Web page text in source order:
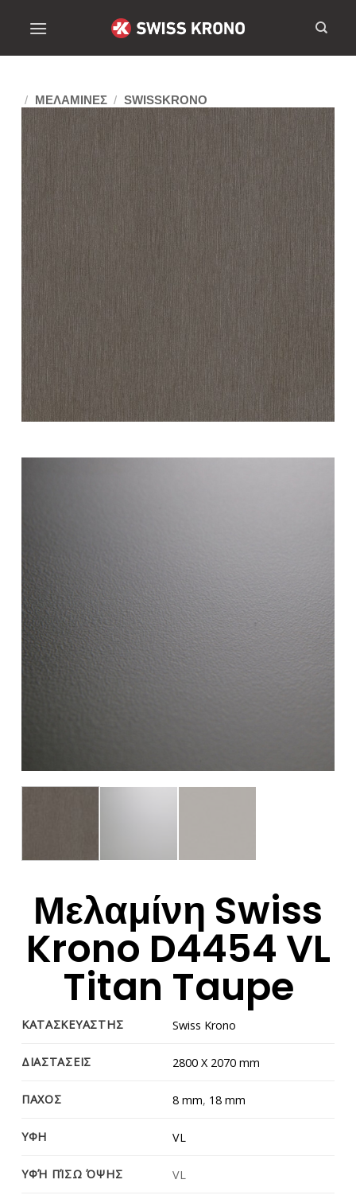
/ ΜΕΛΑΜΙΝΕΣ / SWISSKRONO
Μελαμίνη Swiss
Krono D4454 VL
Titan Taupe
ΚΑΤΑΣΚΕΥΑΣΤΗΣ Swiss Krono
ΔΙΑΣΤΑΣΕΙΣ 2800 Χ 2070 mm
ΠΑΧΟΣ 8 mm, 18 mm
ΥΦΗ VL
ΥΦΉ ΠΊΣΩ ΌΨΗΣ VL